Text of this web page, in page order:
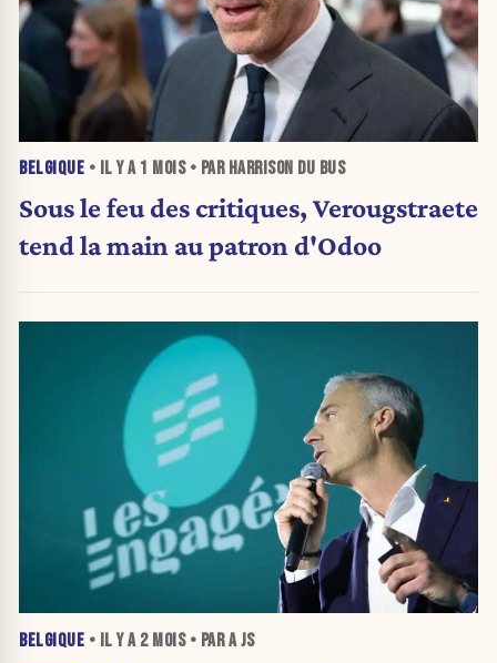
BELGIQUE • IL Y A 1 MOIS• PAR HARRISON DU BUS
Sous le feu des critiques, Verougstraete
tend la main au patron d'Odoo
BELGIQUE • IL Y A 2 MOIS• PAR A JS